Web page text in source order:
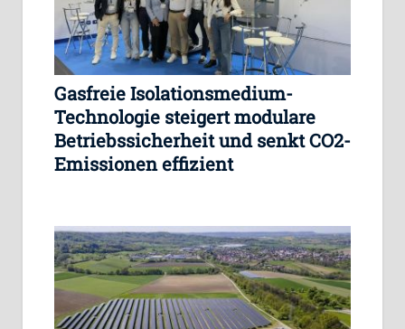
Gasfreie Isolationsmedium-
Technologie steigert modulare
Betriebssicherheit und senkt CO2-
Emissionen effizient